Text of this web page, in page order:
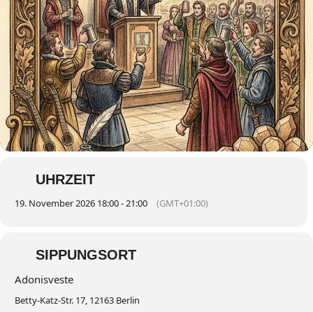
UHRZEIT
19. November 2026 18:00 - 21:00 (GMT+01:00)
SIPPUNGSORT
Adonisveste
Betty-Katz-Str. 17, 12163 Berlin